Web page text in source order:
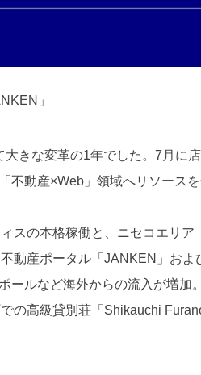
」
大きな変革の1年でした。7月に
不動産×Web」領域へリソースを
スの本格稼働と、ニセコエリア
動産ポータル「JANKEN」お
ールなど海外からの流入が増加。
の高級貸別荘「Shikauchi